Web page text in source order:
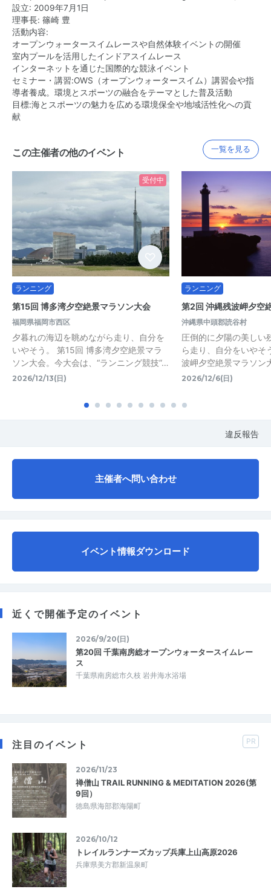
設立: 2009年7月1日
理事長: 篠崎 豊
活動内容:
オープンウォータースイムレースや自然体験イベントの開催
室内プールを活用したインドアスイムレース
インターネットを通じた国際的な競泳イベント
セミナー・講習:OWS（オープンウォータースイム）講習会や指
導者養成。環境とスポーツの融合をテーマとした普及活動
目標:海とスポーツの魅力を広める環境保全や地域活性化への貢
献
この主催者の他のイベント 一覧を見る
受付中
ランニング
第15回 博多湾夕空絶景マラソン大会
福岡県福岡市西区
夕暮れの海辺を眺めながら走り、自分を
いやそう。 第15回 博多湾夕空絶景マラ
ソン大会。今大会は、“ランニング競技”…
2026/12/13(日)
ランニング
第2回 沖縄残波岬夕空
沖縄県中頭郡読谷村
圧倒的に夕陽の美しい
ら走り、自分をいやそ
波岬夕空絶景マラソン
2026/12/6(日)
違反報告
主催者へ問い合わせ
イベント情報ダウンロード
近くで開催予定のイベント
2026/9/20(日)
第20回 千葉南房総オープンウォータースイムレー
ス
千葉県南房総市久枝 岩井海水浴場
注目のイベント PR
2026/11/23
禅僧山 TRAIL RUNNING & MEDITATION 2026(第
9回）
徳島県海部郡海陽町
2026/10/12
トレイルランナーズカップ兵庫上山高原2026
兵庫県美方郡新温泉町